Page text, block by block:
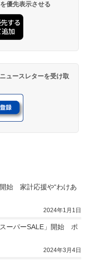
優先表示させる
ュースレターを受け取
始　家計応援や“わけあ
2024年1月1日
ーパーSALE」開始　ポ
2024年3月4日